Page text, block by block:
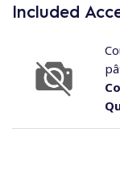
Included